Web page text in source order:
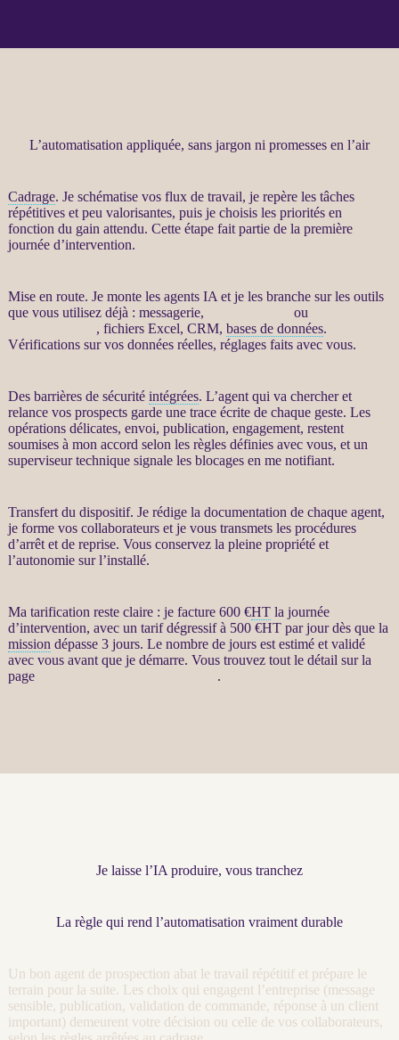
L’automatisation appliquée, sans jargon ni promesses en l’air
Cadrage. Je schématise vos fluxde travail, je repère les tâches
répétitives et peu valorisantes, puis je choisis les priorités en
fonction du gain attendu. Cette étape fait partie de la première
journée d’intervention.
Mise en route. Je monte les agents IA et je les branche sur les outils
que vous utilisez déjà : messagerie,
ou
, fichiers Excel, CRM, bases de données.
Vérifications sur vos donnéesréelles, réglages faits avec vous.
Des barrières de sécurité intégrées. L’agentqui va chercher et
relancevos prospectsgarde une trace écrite de chaque geste. Les
opérations délicates, envoi, publication, engagement, restent
soumises à mon accord selon les règles définies avec vous, et un
superviseur technique signale les blocages en me notifiant.
Transfertdu dispositif. Je rédige la documentation de chaque agent,
je forme vos collaborateurs et je vous transmets les procédures
d’arrêt et de reprise. Vous conservez la pleine propriété et
l’autonomie sur l’installé.
Ma tarification reste claire : je facture 600 €HTla journée
d’intervention, avec un tarif dégressif à 500 €HTpar jour dès que la
mission dépasse 3 jours. Le nombre de jours est estimé et validé
avec vous avant que je démarre. Vous trouvez tout le détail sur la
page
.
Je laisse l’IA produire, vous tranchez
La règle qui rend l’automatisation vraiment durable
Un bon agent de prospection abat le travail répétitif et prépare le
terrain pour la suite. Les choix qui engagent l’entreprise (message
sensible, publication, validation de commande, réponse à un client
important) demeurent votre décision ou celle de vos collaborateurs,